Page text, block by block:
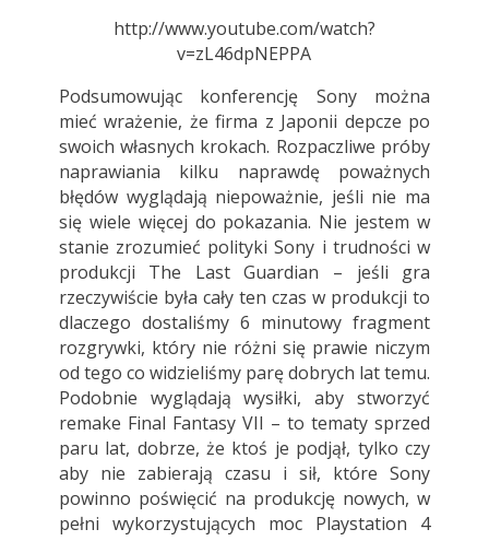
http://www.youtube.com/watch?
v=zL46dpNEPPA
Podsumowując konferencję Sony można
mieć wrażenie, że firma z Japonii depcze po
swoich własnych krokach. Rozpaczliwe próby
naprawiania kilku naprawdę poważnych
błędów wyglądają niepoważnie, jeśli nie ma
się wiele więcej do pokazania. Nie jestem w
stanie zrozumieć polityki Sony i trudności w
produkcji The Last Guardian – jeśli gra
rzeczywiście była cały ten czas w produkcji to
dlaczego dostaliśmy 6 minutowy fragment
rozgrywki, który nie różni się prawie niczym
od tego co widzieliśmy parę dobrych lat temu.
Podobnie wyglądają wysiłki, aby stworzyć
remake Final Fantasy VII – to tematy sprzed
paru lat, dobrze, że ktoś je podjął, tylko czy
aby nie zabierają czasu i sił, które Sony
powinno poświęcić na produkcję nowych, w
pełni wykorzystujących moc Playstation 4